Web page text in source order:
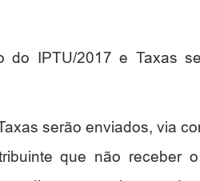
do IPTU/2017 e Taxas
serão enviados, via
que não receber